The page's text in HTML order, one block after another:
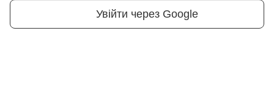
Увійти через Google